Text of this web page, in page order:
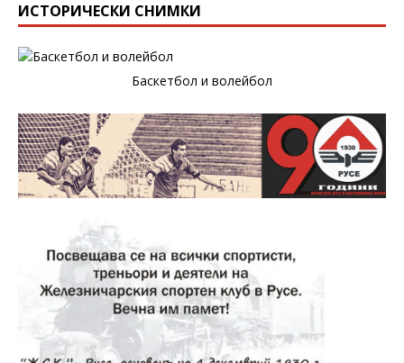
ИСТОРИЧЕСКИ СНИМКИ
Баскетбол и волейбол